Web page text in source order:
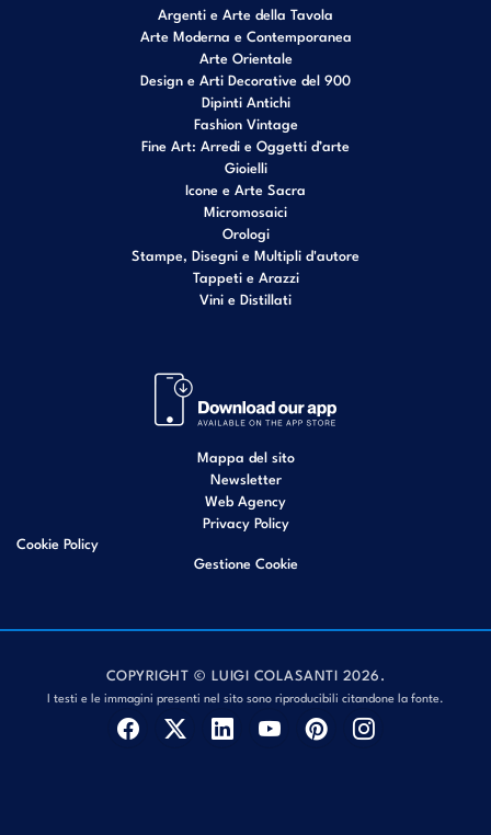
Argenti e Arte della Tavola
Arte Moderna e Contemporanea
Arte Orientale
Design e Arti Decorative del 900
Dipinti Antichi
Fashion Vintage
Fine Art: Arredi e Oggetti d’arte
Gioielli
Icone e Arte Sacra
Micromosaici
Orologi
Stampe, Disegni e Multipli d'autore
Tappeti e Arazzi
Vini e Distillati
Mappa del sito
Newsletter
Web Agency
Privacy Policy
Cookie Policy
Gestione Cookie
COPYRIGHT © LUIGI COLASANTI 2026.
I testi e le immagini presenti nel sito sono riproducibili citandone la fonte.